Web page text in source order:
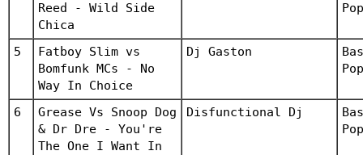
Reed - Wild Side
Chica
Pop
5
Fatboy Slim vs
Bomfunk MCs - No
Way In Choice
Dj Gaston
Pop
6
Grease Vs Snoop Dog
& Dr Dre - You're
The One I Want In
Disfunctional Dj
Pop